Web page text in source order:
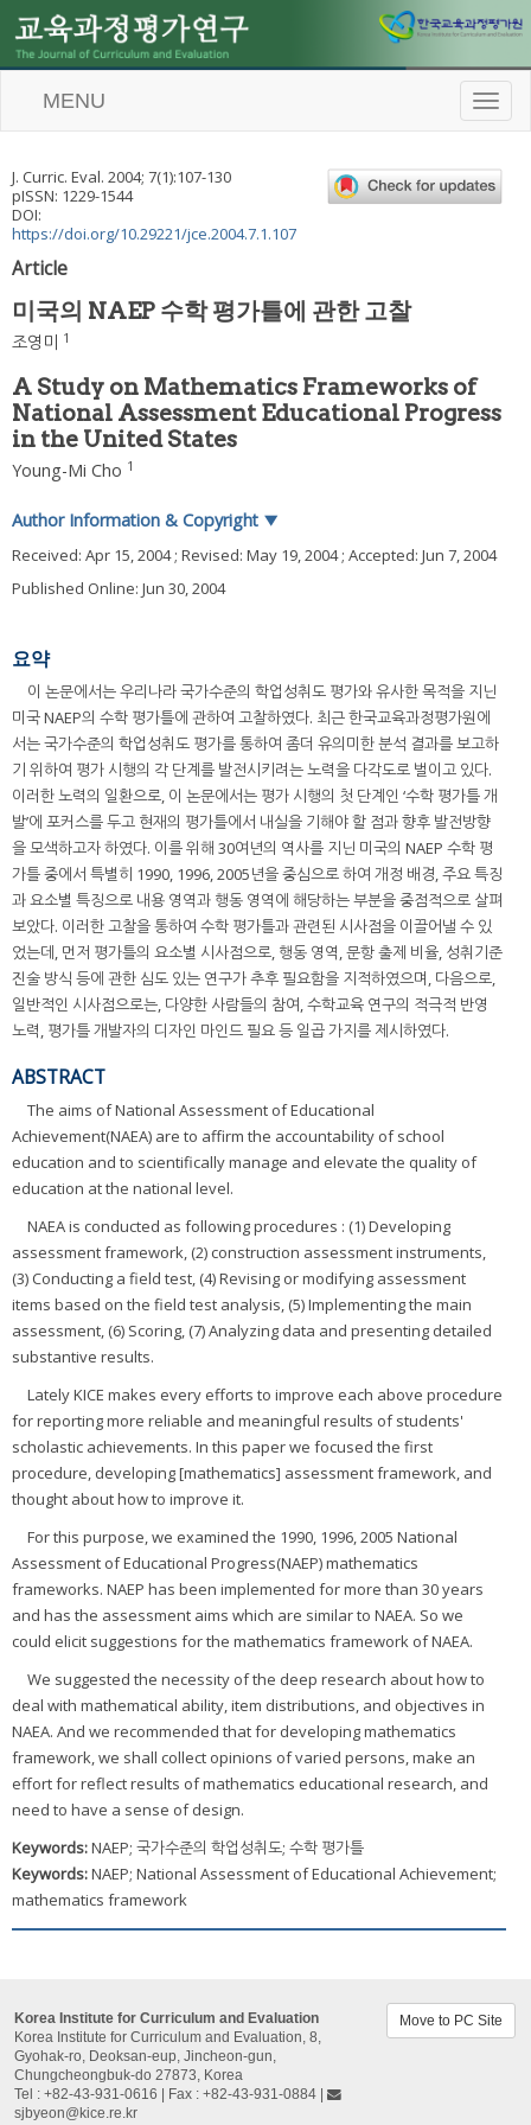
T
o
l
e
n
MENU
J. Curric. Eval. 2004; 7(1):107-130
pISSN: 1229-1544
DOI:
https://doi.org/10.29221/jce.2004.7.1.107
Article
미국의 NAEP 수학 평가틀에 관한 고찰
조영미 1
A Study on Mathematics Frameworks of
National Assessment Educational Progress
in the United States
Young-Mi Cho 1
Author Information & Copyright ▼
Received: Apr 15, 2004; Revised: May 19, 2004; Accepted: Jun 7, 2004
Published Online: Jun 30, 2004
요약
이 논문에서는 우리나라 국가수준의 학업성취도 평가와 유사한 목적을 지닌
미국 NAEP의 수학 평가틀에 관하여 고찰하였다. 최근 한국교육과정평가원에
서는 국가수준의 학업성취도 평가를 통하여 좀더 유의미한 분석 결과를 보고하
기 위하여 평가 시행의 각 단계를 발전시키려는 노력을 다각도로 벌이고 있다.
이러한 노력의 일환으로, 이 논문에서는 평가 시행의 첫 단계인 ‘수학 평가틀 개
발’에 포커스를 두고 현재의 평가틀에서 내실을 기해야 할 점과 향후 발전방향
을 모색하고자 하였다. 이를 위해 30여년의 역사를 지닌 미국의 NAEP 수학 평
가틀 중에서 특별히 1990, 1996, 2005년을 중심으로 하여 개정 배경, 주요 특징
과 요소별 특징으로 내용 영역과 행동 영역에 해당하는 부분을 중점적으로 살펴
보았다. 이러한 고찰을 통하여 수학 평가틀과 관련된 시사점을 이끌어낼 수 있
었는데, 먼저 평가틀의 요소별 시사점으로, 행동 영역, 문항 출제 비율, 성취기준
진술 방식 등에 관한 심도 있는 연구가 추후 필요함을 지적하였으며, 다음으로,
일반적인 시사점으로는, 다양한 사람들의 참여, 수학교육 연구의 적극적 반영
노력, 평가틀 개발자의 디자인 마인드 필요 등 일곱 가지를 제시하였다.
ABSTRACT
The aims of National Assessment of Educational
Achievement(NAEA) are to affirm the accountability of school
education and to scientifically manage and elevate the quality of
education at the national level.
NAEA is conducted as following procedures : (1) Developing
assessment framework, (2) construction assessment instruments,
(3) Conducting a field test, (4) Revising or modifying assessment
items based on the field test analysis, (5) Implementing the main
assessment, (6) Scoring, (7) Analyzing data and presenting detailed
substantive results.
Lately KICE makes every efforts to improve each above procedure
for reporting more reliable and meaningful results of students'
scholastic achievements. In this paper we focused the first
procedure, developing [mathematics] assessment framework, and
thought about how to improve it.
For this purpose, we examined the 1990, 1996, 2005 National
Assessment of Educational Progress(NAEP) mathematics
frameworks. NAEP has been implemented for more than 30 years
and has the assessment aims which are similar to NAEA. So we
could elicit suggestions for the mathematics framework of NAEA.
We suggested the necessity of the deep research about how to
deal with mathematical ability, item distributions, and objectives in
NAEA. And we recommended that for developing mathematics
framework, we shall collect opinions of varied persons, make an
effort for reflect results of mathematics educational research, and
need to have a sense of design.
Keywords:NAEP; 국가수준의 학업성취도; 수학 평가틀
Keywords:NAEP; National Assessment of Educational Achievement;
mathematics framework
Korea Institute for Curriculum and Evaluation
Korea Institute for Curriculum and Evaluation, 8,
Gyohak-ro, Deoksan-eup, Jincheon-gun,
Chungcheongbuk-do 27873, Korea
Tel : +82-43-931-0616 | Fax : +82-43-931-0884 |
sjbyeon@kice.re.kr
Move to PC Site